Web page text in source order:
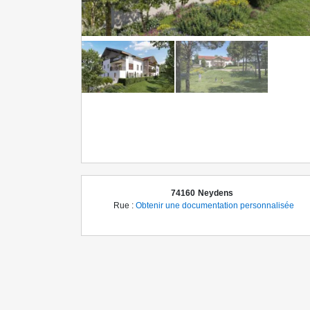
74160 Neydens
Rue : Obtenir une documentation personnalisée